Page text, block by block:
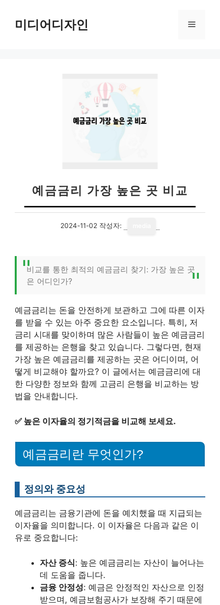
미디어디자인 메
예금금리 가장 높은 곳 비교
2024-11-02 작성자:
비교를 통한 최적의 예금금리 찾기: 가장 높은 곳
은 어디인가?
예금금리는 돈을 안전하게 보관하고 그에 따른 이자
를 받을 수 있는 아주 중요한 요소입니다. 특히, 저
금리 시대를 맞이하며 많은 사람들이 높은 예금금리
를 제공하는 은행을 찾고 있습니다. 그렇다면, 현재
가장 높은 예금금리를 제공하는 곳은 어디이며, 어
떻게 비교해야 할까요? 이 글에서는 예금금리에 대
한 다양한 정보와 함께 고금리 은행을 비교하는 방
법을 안내합니다.
✅ 높은 이자율의 정기적금을 비교해 보세요.
예금금리란 무엇인가?
정의와 중요성
예금금리는 금융기관에 돈을 예치했을 때 지급되는
이자율을 의미합니다. 이 이자율은 다음과 같은 이
유로 중요합니다:
자산 증식: 높은 예금금리는 자산이 늘어나는
데 도움을 줍니다.
금융 안정성: 예금은 안정적인 자산으로 인정
받으며, 예금보험공사가 보장해 주기 때문에